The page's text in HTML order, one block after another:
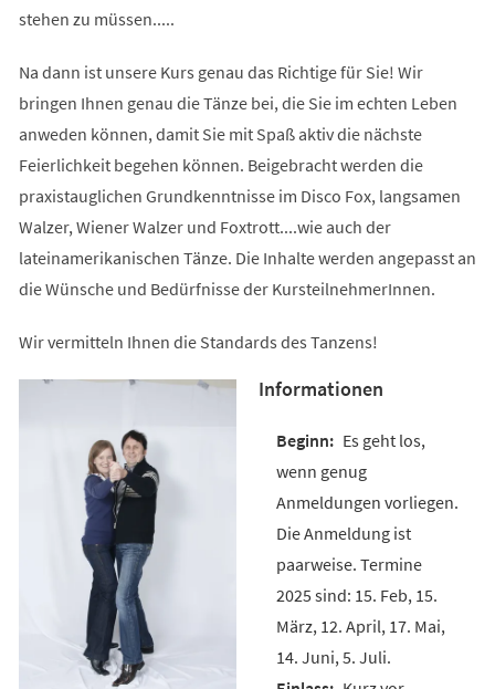
stehen zu müssen.....
Na dann ist unsere Kurs genau das Richtige für Sie! Wir
bringen Ihnen genau die Tänze bei, die Sie im echten Leben
anweden können, damit Sie mit Spaß aktiv die nächste
Feierlichkeit begehen können. Beigebracht werden die
praxistauglichen Grundkenntnisse im Disco Fox, langsamen
Walzer, Wiener Walzer und Foxtrott....wie auch der
lateinamerikanischen Tänze. Die Inhalte werden angepasst an
die Wünsche und Bedürfnisse der KursteilnehmerInnen.
Wir vermitteln Ihnen die Standards des Tanzens!
Informationen
Es geht los,
wenn genug
Anmeldungen vorliegen.
Die Anmeldung ist
paarweise. Termine
2025 sind: 15. Feb, 15.
März, 12. April, 17. Mai,
14. Juni, 5. Juli.